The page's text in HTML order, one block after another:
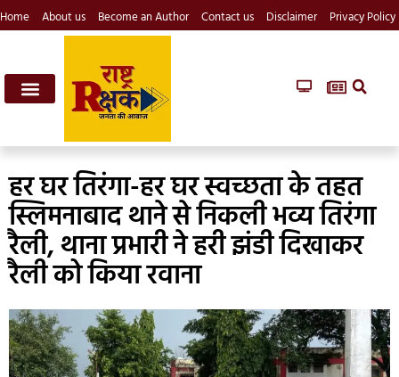
Home About us Become an Author Contact us Disclaimer Privacy Policy
हर घर तिरंगा-हर घर स्वच्छता के तहत
स्लिमनाबाद थाने से निकली भव्य तिरंगा
रैली, थाना प्रभारी ने हरी झंडी दिखाकर
रैली को किया रवाना